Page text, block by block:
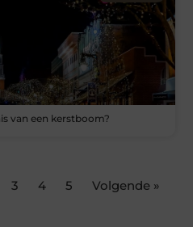
van een kerstboom?
3 4 5 Volgende »